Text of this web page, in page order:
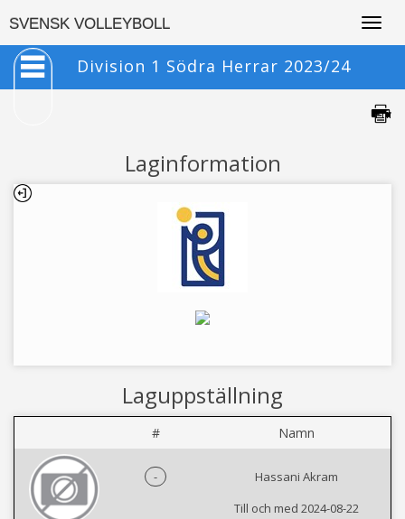
SVENSK VOLLEYBOLL
Division 1 Södra Herrar 2023/24
Laginformation
Laguppställning
# Namn
-
Hassani Akram
Till och med 2024-08-22